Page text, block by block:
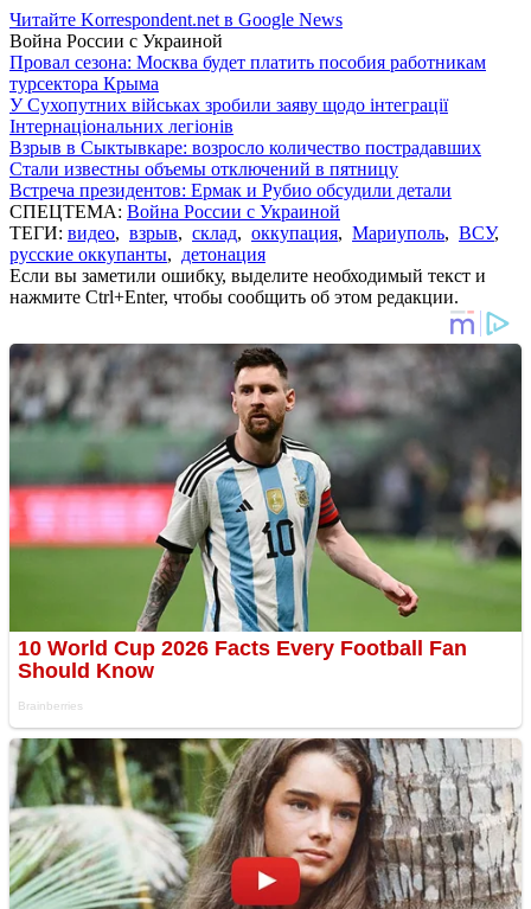
Читайте Korrespondent.net в Google News
Война России с Украиной
Провал сезона: Москва будет платить пособия работникам
турсектора Крыма
У Сухопутних військах зробили заяву щодо інтеграції
Інтернаціональних легіонів
Взрыв в Сыктывкаре: возросло количество пострадавших
Стали известны объемы отключений в пятницу
Встреча президентов: Ермак и Рубио обсудили детали
СПЕЦТЕМА: Война России с Украиной
ТЕГИ: видео, взрыв, склад, оккупация, Мариуполь, ВСУ,
русские оккупанты, детонация
Если вы заметили ошибку, выделите необходимый текст и
нажмите Ctrl+Enter, чтобы сообщить об этом редакции.